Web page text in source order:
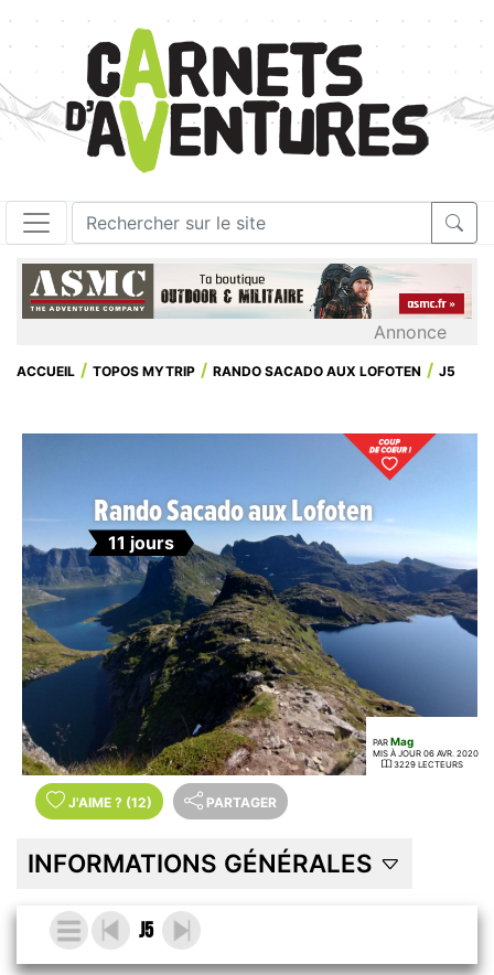
Annonce
ACCUEIL TOPOS MYTRIP RANDO SACADO AUX LOFOTEN J5
Rando Sacado aux Lofoten
11 jours
PAR Mag
MIS À JOUR 06 AVR. 2020
3229 LECTEURS
J'AIME ? (12) PARTAGER
INFORMATIONS GÉNÉRALES
J5